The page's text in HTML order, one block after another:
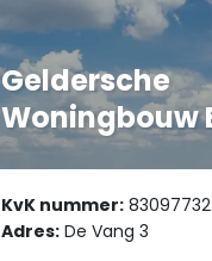
Geldersche
Woningbouw
KvK nummer: 83097732
Adres: De Vang 3